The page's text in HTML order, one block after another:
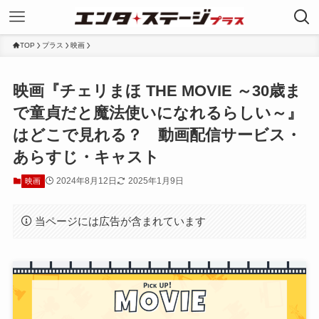
TOP プラス 映画
映画『チェリまほ THE MOVIE ～30歳ま
で童貞だと魔法使いになれるらしい～』
はどこで見れる？ 動画配信サービス・
あらすじ・キャスト
映画 2024年8月12日 2025年1月9日
当ページには広告が含まれています